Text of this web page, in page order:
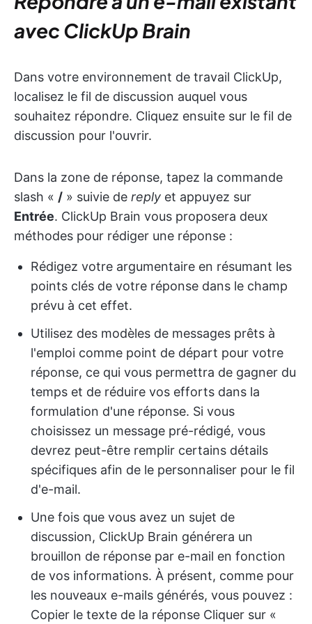
avec ClickUp Brain
Dans votre environnement de travail ClickUp,
localisez le fil de discussion auquel vous
souhaitez répondre. Cliquez ensuite sur le fil de
discussion pour l'ouvrir.
Dans la zone de réponse, tapez la commande
slash « / » suivie de reply et appuyez sur
Entrée. ClickUp Brain vous proposera deux
méthodes pour rédiger une réponse :
Rédigez votre argumentaire en résumant les
points clés de votre réponse dans le champ
prévu à cet effet.
Utilisez des modèles de messages prêts à
l'emploi comme point de départ pour votre
réponse, ce qui vous permettra de gagner du
temps et de réduire vos efforts dans la
formulation d'une réponse. Si vous
choisissez un message pré-rédigé, vous
devrez peut-être remplir certains détails
spécifiques afin de le personnaliser pour le fil
d'e-mail.
Une fois que vous avez un sujet de
discussion, ClickUp Brain générera un
brouillon de réponse par e-mail en fonction
de vos informations. À présent, comme pour
les nouveaux e-mails générés, vous pouvez :
Copier le texte de la réponse Cliquer sur «